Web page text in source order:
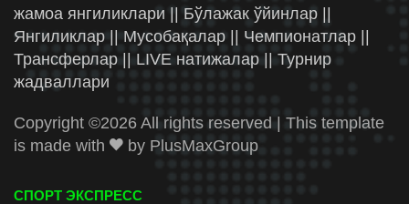
жамоа янгиликлари || Бўлажак ўйинлар ||
Янгиликлар || Мусобақалар || Чемпионатлар ||
Трансферлар || LIVE натижалар || Турнир
жадваллари
Copyright ©2026 All rights reserved | This template
is made with
by PlusMaxGroup
СПОРТ ЭКСПРЕСС